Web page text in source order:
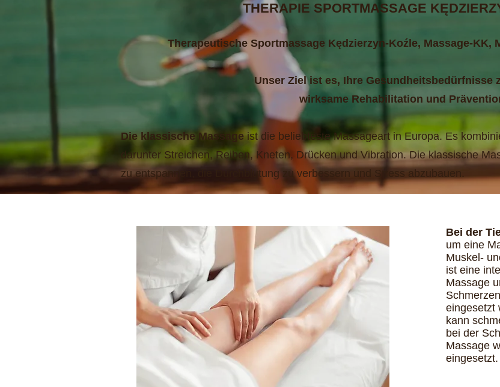
THERAPIE SPORTMASSAGE
Therapeutische Sportmassage Kędzierzyn-Koźle, Massage-KK,
Unser Ziel ist es, Ihre Gesundheitsbedürfnisse
wirksame Rehabilitation und
Die klassische Massageist die beliebteste Massageart in Europa. Es
darunter Streichen, Reiben, Kneten, Drücken und Vibration. Die klassische
zu entspannen, die Durchblutung zu verbessern und Stress abzubauen.
Bei der
um eine
Muskel-
ist eine
Massage
eingesetzt
kann
bei der
Massage
eingesetzt.